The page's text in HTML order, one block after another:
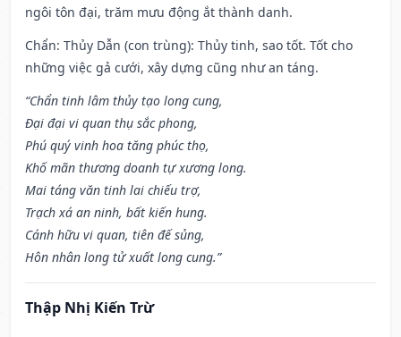
ngôi tôn đại, trăm mưu động ắt thành danh.
Chẩn: Thủy Dẫn (con trùng): Thủy tinh, sao tốt. Tốt cho
những việc gả cưới, xây dựng cũng như an táng.
“Chẩn tinh lâm thủy tạo long cung,
Đại đại vi quan thụ sắc phong,
Phú quý vinh hoa tăng phúc thọ,
Khố mãn thương doanh tự xương long.
Mai táng văn tinh lai chiếu trợ,
Trạch xá an ninh, bất kiến hung.
Cánh hữu vi quan, tiên đế sủng,
Hôn nhân long tử xuất long cung.”
Thập Nhị Kiến Trừ